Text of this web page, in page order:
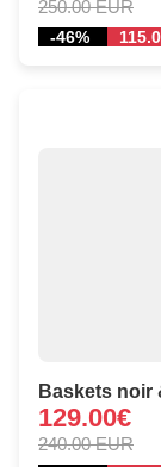
250.00 EUR
-46%
Baskets noir
129.00€
240.00 EUR